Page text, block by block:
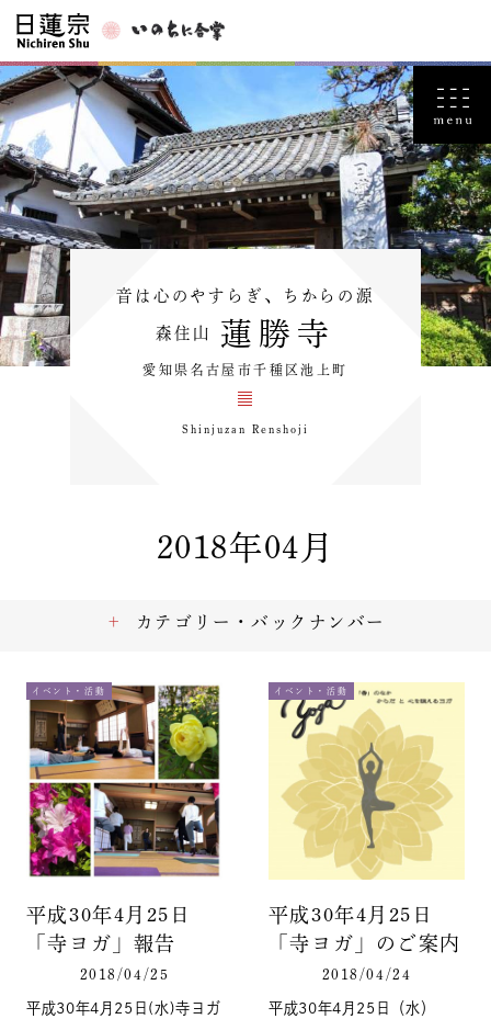
音は心のやすらぎ、ちからの源
森住山 蓮勝寺
愛知県名古屋市千種区池上町
Shinjuzan Renshoji
2018年04月
イベント・活動
平成30年4月25日
「寺ヨガ」報告
2018/04/25
平成30年4月25日(水)寺ヨガ
イベント・活動
平成30年4月25日
「寺ヨガ」のご案内
2018/04/24
平成30年4月25日（水）
カテゴリー・バックナンバー